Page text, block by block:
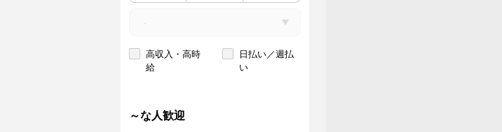
高収入・高時
給
日払い／週払
い
～な人歓迎